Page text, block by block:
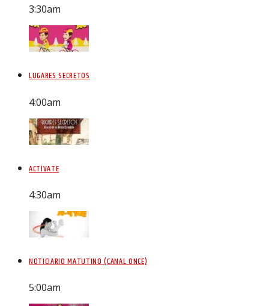
3:30am
LUGARES SECRETOS
4:00am
ACTÍVATE
4:30am
NOTICIARIO MATUTINO (CANAL ONCE)
5:00am